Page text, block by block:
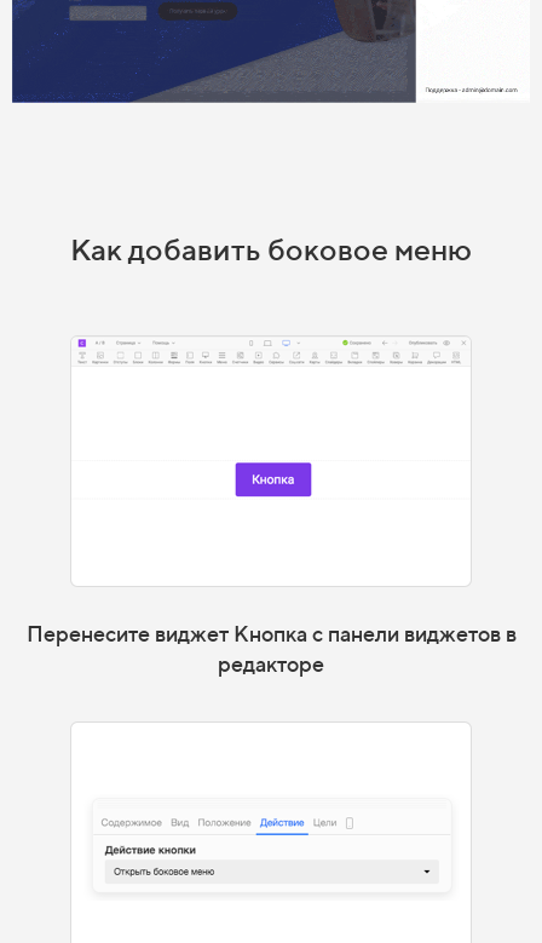
Как добавить боковое меню
Перенесите виджет Кнопка с панели виджетов в
редакторе